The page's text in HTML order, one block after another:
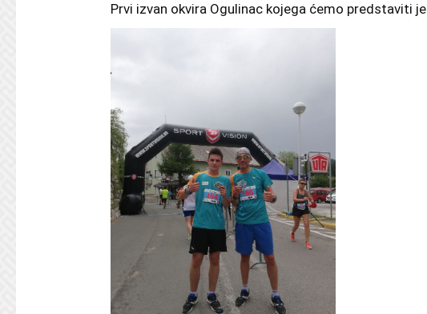
Prvi izvan okvira Ogulinac kojega ćemo predstaviti je